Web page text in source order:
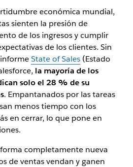
con Slack
la productividad de ventas a
poderosas y
directamente en Slack
económica mundial,
sienten la presión de
de los ingresos y cumplir
de los clientes. Sin
State of Sales(Estado
la mayoría de los
solo el 28 % de su
. Empantanados por las tareas
menos tiempo con los
en cerrar, lo que pone en
completamente nueva
de ventas vendan y ganen